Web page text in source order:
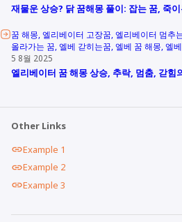
재물운 상승? 닭 꿈해몽 풀이: 잡는 꿈, 죽
꿈 해몽 엘리베이터 고장꿈 엘리베이터 멈추
올라가는 꿈 엘베 갇히는꿈 엘베 꿈 해몽 엘
5 8월 2025
엘리베이터 꿈 해몽 상승, 추락, 멈춤, 갇힘
Other Links
Example 1
Example 2
Example 3